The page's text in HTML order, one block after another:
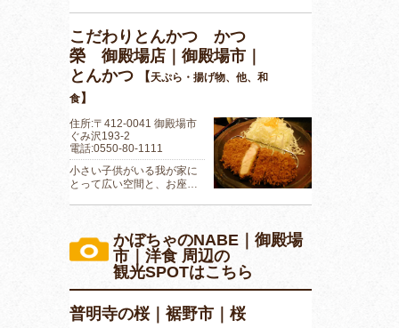
こだわりとんかつ かつ
榮 御殿場店｜御殿場市｜
とんかつ
【天ぷら・揚げ物、他、和
食】
住所:〒412-0041 御殿場市
ぐみ沢193-2
電話:0550-80-1111
小さい子供がいる我が家に
とって広い空間と、お座…
かぼちゃのNABE｜御殿場
市｜洋食 周辺の
観光SPOTはこちら
普明寺の桜｜裾野市｜桜